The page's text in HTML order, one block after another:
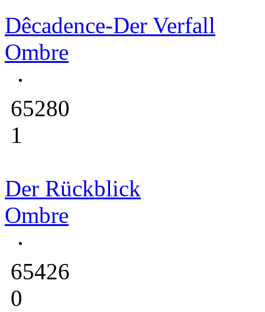
Dêcadence-Der Verfall
Ombre
65280
1
Der Rückblick
Ombre
65426
0